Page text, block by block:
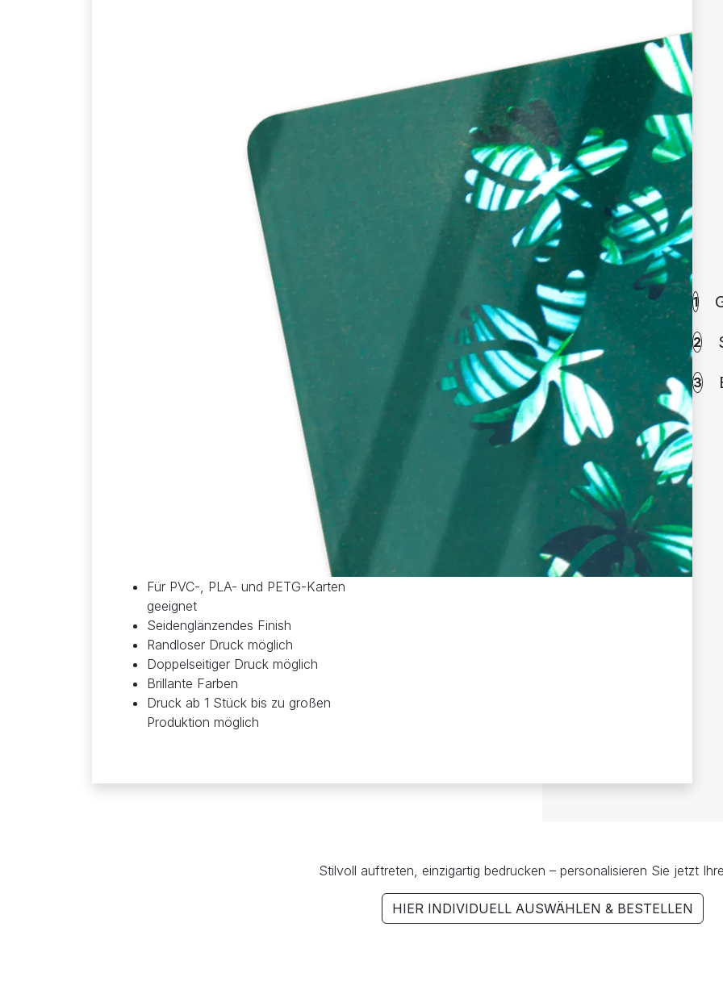
Für PVC-, PLA- und PETG-Karten
geeignet
Seidenglänzendes Finish
Randloser Druck möglich
Doppelseitiger Druck möglich
Brillante Farben
Druck ab 1 Stück bis zu großen
Produktion möglich
1
2
3
Stilvoll auftreten, einzigartig bedrucken – personalisieren Sie jetzt
HIER INDIVIDUELL AUSWÄHLEN & BESTELLEN